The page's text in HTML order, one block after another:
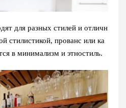
для разных стилей и отличн
стилистикой, прованс или ка
в минимализм и этностиль.